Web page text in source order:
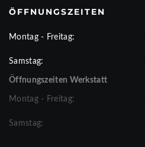
ÖFFNUNGSZEITEN
Montag - Freitag:
Samstag:
Öffnungszeiten Werkstatt
Montag - Freitag:
Samstag: